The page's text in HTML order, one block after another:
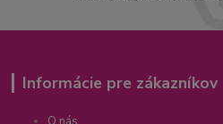
Informácie pre zákazníkov